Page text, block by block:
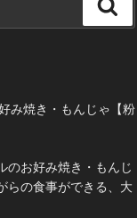
索
焼き・もんじゃ【粉
のお好み焼き・もんじ
らの食事ができる、大